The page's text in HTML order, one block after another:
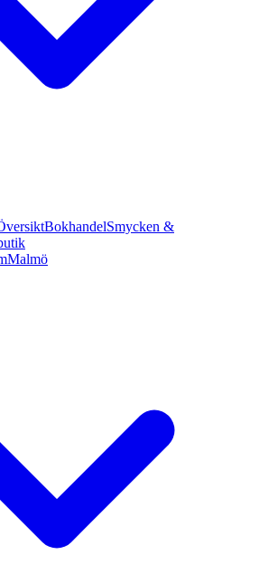
BokhandelSmycken &
Malmö